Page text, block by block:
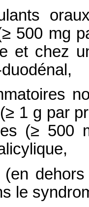
500 mg
et chez
1 g par
(≥
(en
le